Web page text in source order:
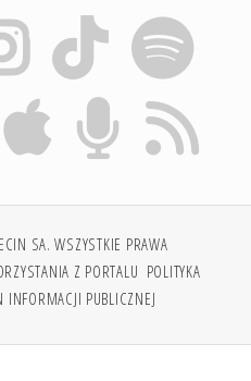
SA. WSZYSTKIE PRAWA
Z PORTALU POLITYKA
INFORMACJI PUBLICZNEJ